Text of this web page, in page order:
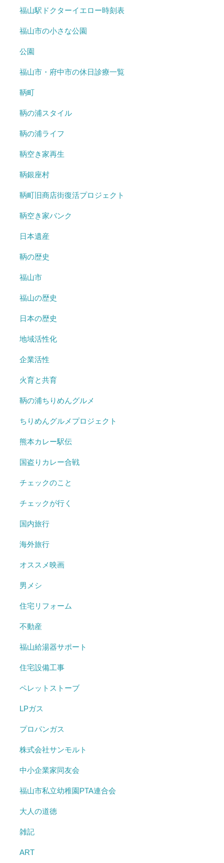
福山駅ドクターイエロー時刻表
福山市の小さな公園
公園
福山市・府中市の休日診療一覧
鞆町
鞆の浦スタイル
鞆の浦ライフ
鞆空き家再生
鞆銀座村
鞆町旧商店街復活プロジェクト
鞆空き家バンク
日本遺産
鞆の歴史
福山市
福山の歴史
日本の歴史
地域活性化
企業活性
火育と共育
鞆の浦ちりめんグルメ
ちりめんグルメプロジェクト
熊本カレー駅伝
国盗りカレー合戦
チェックのこと
チェックが行く
国内旅行
海外旅行
オススメ映画
男メシ
住宅リフォーム
不動産
福山給湯器サポート
住宅設備工事
ペレットストーブ
LPガス
プロパンガス
株式会社サンモルト
中小企業家同友会
福山市私立幼稚園PTA連合会
大人の道徳
雑記
ART